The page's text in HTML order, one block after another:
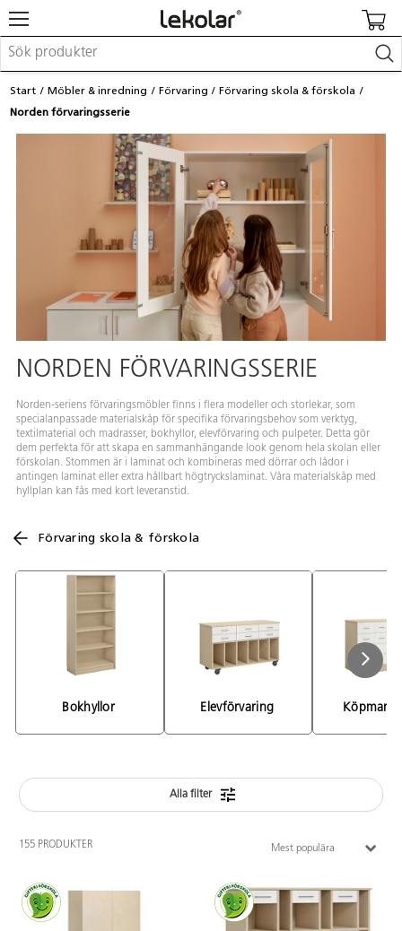
Möbler & inredning
Lekplatsutrustning & utemiljö
Barnvagnar & småbarnsartiklar
Skolförbrukning & kontorsmaterial
Logga in / Registrera dig
Start Möbler & inredning Förvaring
Förvaring skola & förskola
Norden förvaringsserie
NORDEN FÖRVARINGSSERIE
Norden-seriens förvaringsmöbler finns i flera modeller och storlekar, som
specialanpassade materialskåp för specifika förvaringsbehov som verktyg,
textilmaterial och madrasser, bokhyllor, elevförvaring och pulpeter. Detta gör
dem perfekta för att skapa en sammanhängande look genom hela skolan eller
förskolan. Stommen är i laminat och kombineras med dörrar och lådor i
antingen laminat eller extra hållbart högtryckslaminat. Våra materialskåp med
hyllplan kan fås med kort leveranstid.
Förvaring skola & förskola
Bokhyllor Elevförvaring
Alla filter
155 PRODUKTER Mest populära